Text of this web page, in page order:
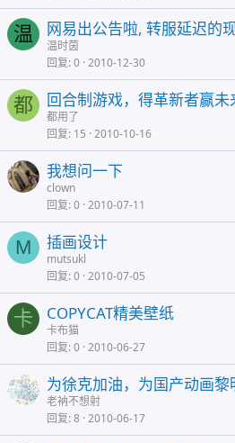
温 网易出公告啦, 转服延迟的
温时茵
回复 0 2010-12-30
都 回合制游戏，得革新者赢未
都用了
回复 15 2010-10-16
我想问一下
clown
回复 0 2010-07-11
M 插画设计
mutsukl
回复 0 2010-07-05
卡 COPYCAT精美壁纸
卡布猫
回复 0 2010-06-27
为徐克加油，为国产动画黎
老衲不想射
回复 8 2010-06-17